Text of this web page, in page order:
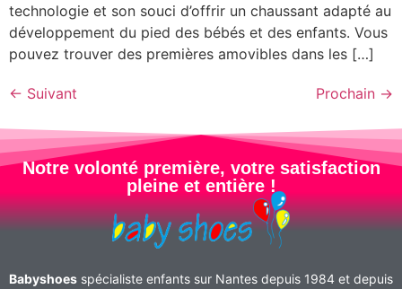
technologie et son souci d’offrir un chaussant adapté au
développement du pied des bébés et des enfants. Vous
pouvez trouver des premières amovibles dans les […]
← Suivant Prochain →
Notre volonté première, votre satisfaction
pleine et entière !
Babyshoes spécialiste enfants sur Nantes depuis 1984 et depuis